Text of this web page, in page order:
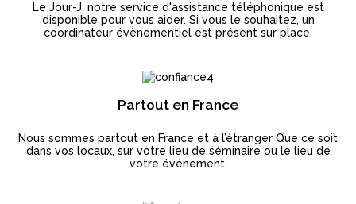
Le Jour-J, notre service d'assistance téléphonique est
disponible pour vous aider. Si vous le souhaitez, un
coordinateur évènementiel est présent sur place.
Partout en France
Nous sommes partout en France et à l’étranger Que ce soit
dans vos locaux, sur votre lieu de séminaire ou le lieu de
votre événement.